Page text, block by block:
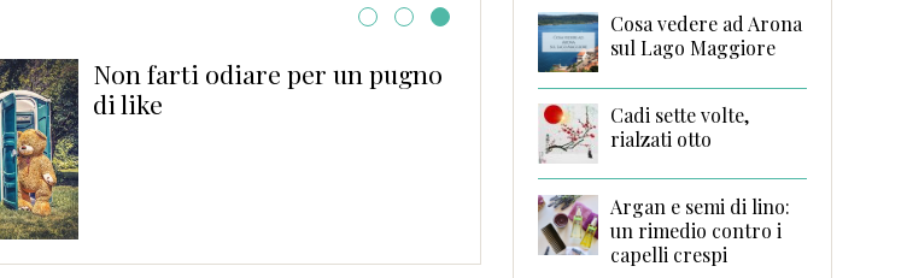
Non farti odiare per un pugno
di like
Cosa vedere ad Arona
sul Lago Maggiore
Cadi sette volte,
rialzati otto
Argan e semi di lino:
un rimedio contro i
capelli crespi